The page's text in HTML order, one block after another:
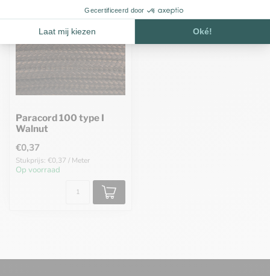
Paracord 100 type I
Walnut
€0,37
Stukprijs: €0,37 / Meter
Op voorraad